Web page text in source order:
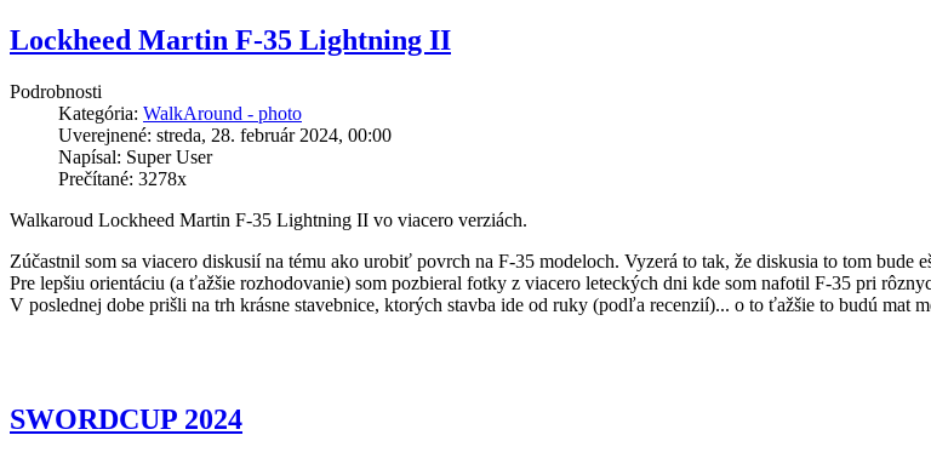
Lockheed Martin F-35 Lightning II
Podrobnosti
Kategória: WalkAround - photo
Uverejnené: streda, 28. február 2024, 00:00
Napísal: Super User
Prečítané: 3278x
Walkaroud Lockheed Martin F-35 Lightning II vo viacero verziách.
Zúčastnil som sa viacero diskusií na tému ako urobiť povrch na F-35 modeloch. Vyzerá to tak, že diskusia to tom bude
Pre lepšiu orientáciu (a ťažšie rozhodovanie) som pozbieral fotky z viacero leteckých dni kde som nafotil F-35 pri
V poslednej dobe prišli na trh krásne stavebnice, ktorých stavba ide od ruky (podľa recenzií)... o to ťažšie to budú mat
SWORDCUP 2024